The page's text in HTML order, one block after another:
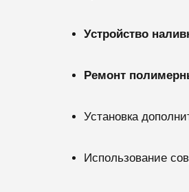
Устройство
Ремонт
Установка
Использование